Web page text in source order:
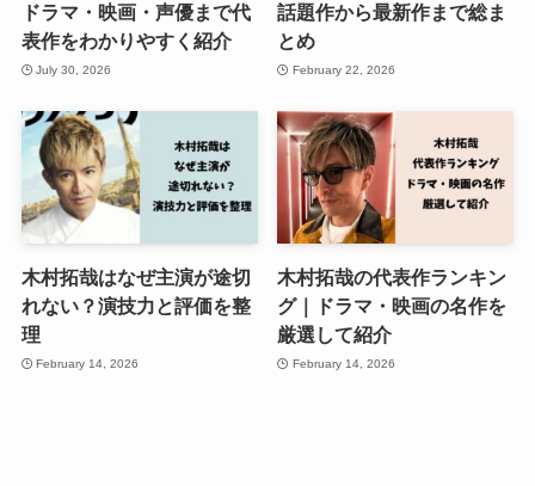
ドラマ・映画・声優まで代
表作をわかりやすく紹介
July 30, 2026
話題作から最新作まで総ま
とめ
February 22, 2026
木村拓哉はなぜ主演が途切
れない？演技力と評価を整
理
February 14, 2026
木村拓哉の代表作ランキン
グ｜ドラマ・映画の名作を
厳選して紹介
February 14, 2026